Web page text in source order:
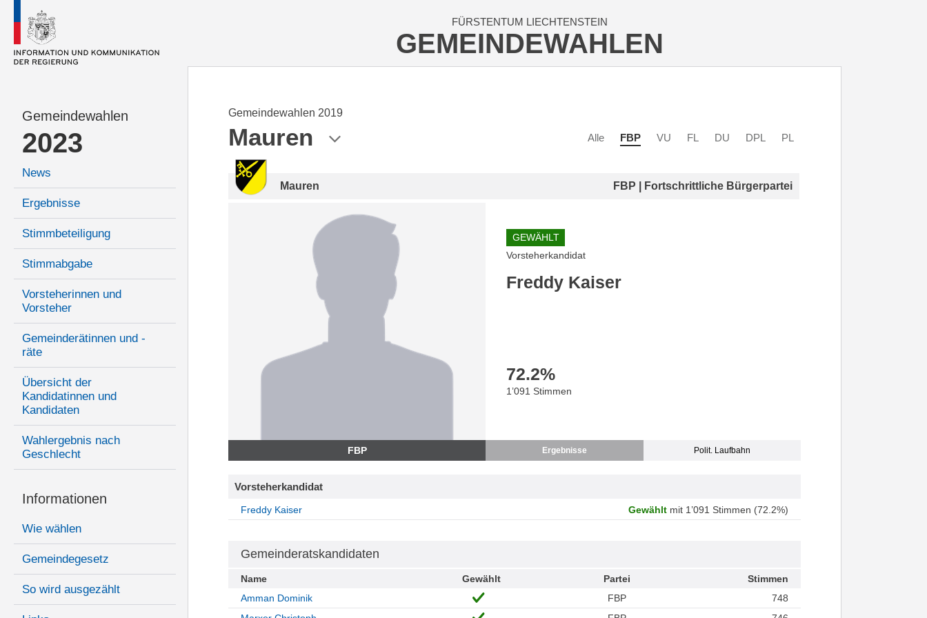
FÜRSTENTUM LIECHTENSTEIN
GEMEINDEWAHLEN
Gemeindewahlen
2023
News
Ergebnisse
Stimmbeteiligung
Stimmabgabe
Vorsteherinnen und
Vorsteher
Gemeinderätinnen und -
räte
Übersicht der
Kandidatinnen und
Kandidaten
Wahlergebnis nach
Geschlecht
Informationen
Wie wählen
Gemeindegesetz
So wird ausgezählt
Gemeindewahlen 2019
Mauren Alle FBP VU FL DU DPL PL
Mauren FBP | Fortschrittliche Bürgerpartei
FBP
GEWÄHLT
Vorsteherkandidat
Freddy Kaiser
72.2%
1’091 Stimmen
Ergebnisse Polit. Laufbahn
Vorsteherkandidat
Freddy Kaiser Gewähltmit 1’091 Stimmen (72.2%)
Gemeinderatskandidaten
Name Gewählt Partei
Stimmen
Amman Dominik
FBP
748